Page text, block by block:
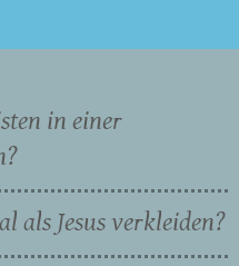
in einer
als Jesus verkleiden?